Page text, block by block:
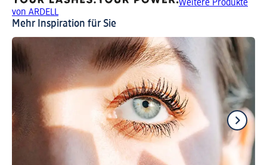
Weitere Produkte
von ARDELL
Mehr Inspiration für Sie